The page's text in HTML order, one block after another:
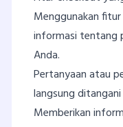
Menggunakan
informasi tentang
Anda.
Pertanyaan atau
langsung
Memberikan